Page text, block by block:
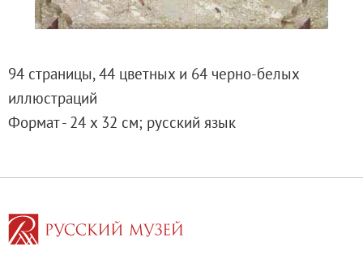
Эпоха Императора Александра III и её
Наш авангард
Посетителям
Адреса и часы работы
Правила покупки и возврата билетов
94 страницы, 44 цветных и 64 черно-белых
иллюстраций
Формат - 24 х 32 см; русский язык